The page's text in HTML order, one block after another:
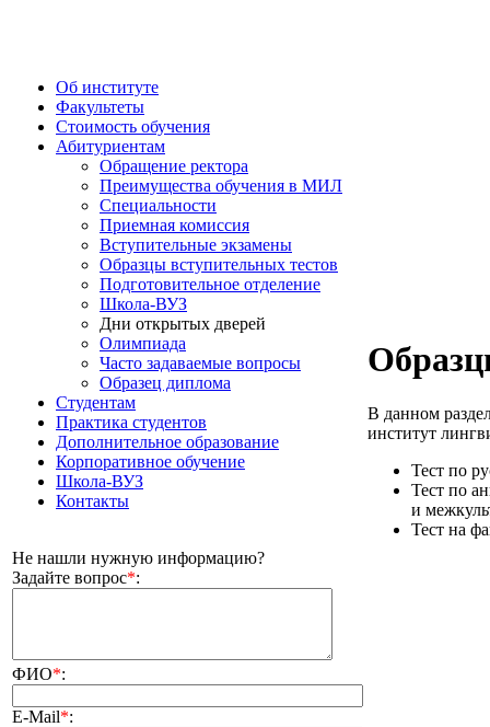
Об институте
Факультеты
Стоимость обучения
Абитуриентам
Обращение ректора
Преимущества обучения в МИЛ
Специальности
Приемная комиссия
Вступительные экзамены
Образцы вступительных тестов
Подготовительное отделение
Школа-ВУЗ
Дни открытых дверей
Олимпиада
Часто задаваемые вопросы
Образец диплома
Студентам
Практика студентов
Дополнительное образование
Корпоративное обучение
Школа-ВУЗ
Контакты
Не нашли нужную информацию?
Задайте вопрос*:
ФИО*:
E-Mail*:
В данном
институт
Тест по
Тест по
и
Тест на